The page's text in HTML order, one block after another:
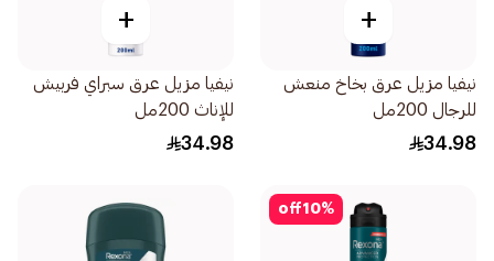
+
نيفيا مزيل عرق بخاخ منعش
للرجال 200مل
34.98
+
نيفيا مزيل عرق سبراي فربيش
للإناث 200مل
34.98
10%
off